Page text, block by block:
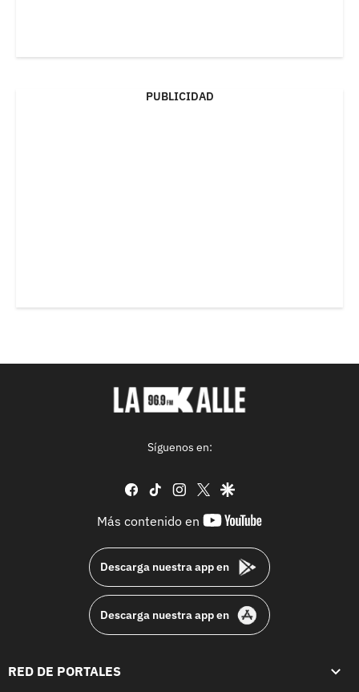
PUBLICIDAD
Síguenos en:
facebook
tiktok instagram
twittergoogle
Más contenido en
youtube-
Descarga nuestra app en
Descarga nuestra app en
RED DE PORTALES